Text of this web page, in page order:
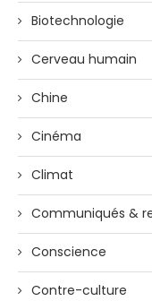
Biotechnologie
Cerveau humain
Chine
Cinéma
Climat
Communiqués &
Conscience
Contre-culture